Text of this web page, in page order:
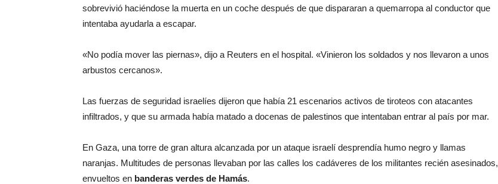
sobrevivió haciéndose la muerta en un coche después de que dispararan a quemarropa al conductor que
intentaba ayudarla a escapar.
«No podía mover las piernas», dijo a Reuters en el hospital. «Vinieron los soldados y nos llevaron a unos
arbustos cercanos».
Las fuerzas de seguridad israelíes dijeron que había 21 escenarios activos de tiroteos con atacantes
infiltrados, y que su armada había matado a docenas de palestinos que intentaban entrar al país por mar.
En Gaza, una torre de gran altura alcanzada por un ataque israelí desprendía humo negro y llamas
naranjas. Multitudes de personas llevaban por las calles los cadáveres de los militantes recién asesinados,
envueltos en banderas verdes de Hamás.